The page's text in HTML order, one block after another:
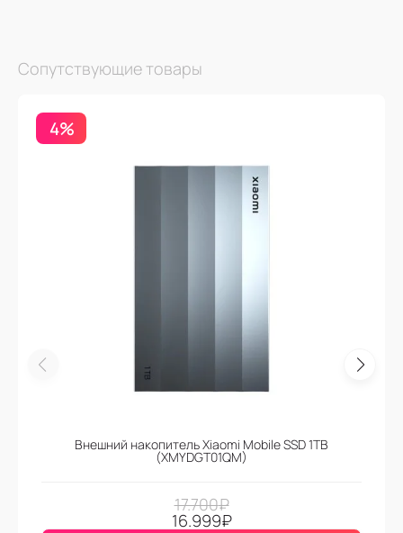
Сопутствующие товары
4%
Внешний накопитель Xiaomi Mobile SSD 1TB
(XMYDGT01QM)
17.700₽
16.999₽